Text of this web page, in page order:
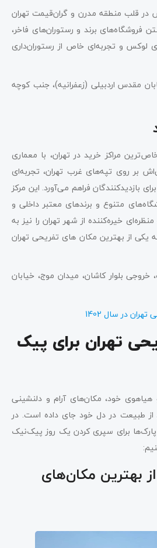
در قلب منطقه مدرن و گران‌قیمت تهران
فروشگاه‌های برند و رستوران‌های فاخر،
لوکس و تجربه‌ای خاص از رستوران‌داری
مقدس اردبیلی (زعفرانیه)، جنب کوچه
مراکز خرید در تهران، با معماری
بر روی تپه‌های غرب تهران، تجربه‌ای
بازدیدکنندگان فراهم می‌آورد. این مرکز
متنوع و برندهای معتبر داخلی و
خیره‌کننده از شهر تهران را نیز به
یکی از بهترین مکان های تفریحی تهران
ﺑﻠﻮار ﮐﺎﺷﺎن، میدان موج، خیابان
در سال 1402
تهران برای پیک
هیاهوی خود، مکان‌های آرام و دلنشینی
طبیعت در دل خود جای داده است. در
پارک‌ها برای سپری کردن یک روز پیک‌نیک
بهترین مکان‌های